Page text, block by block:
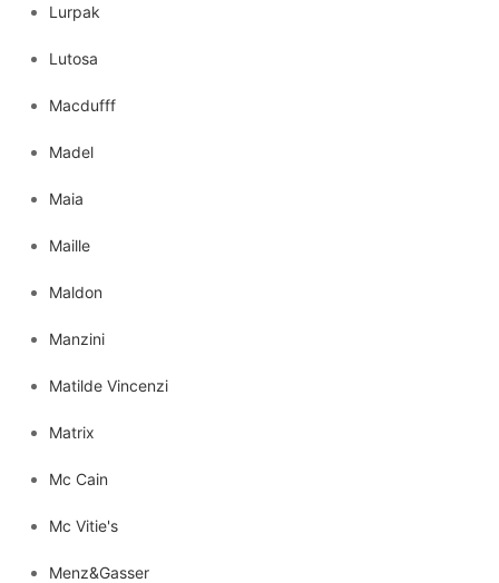
Lurpak
Lutosa
Macdufff
Madel
Maia
Maille
Maldon
Manzini
Matilde Vincenzi
Matrix
Mc Cain
Mc Vitie's
Menz&Gasser